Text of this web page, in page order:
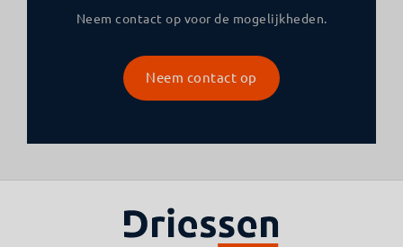
Neem contact op voor de mogelijkheden.
Neem contact op